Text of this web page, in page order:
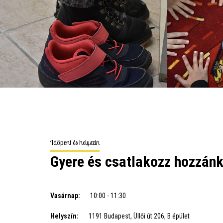
Időpont és helyszín
Gyere és csatlakozz hozzánk
Vasárnap: 10:00 - 11:30
Helyszín: 1191 Budapest, Üllői út 206, B épület